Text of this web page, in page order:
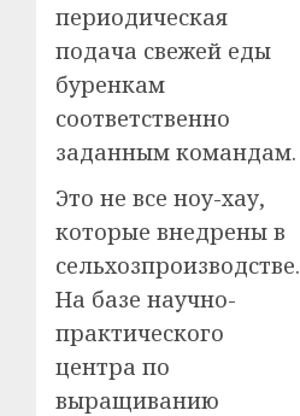
периодическая
подача свежей еды
буренкам
соответственно
заданным командам.
Это не все ноу-хау,
которые внедрены в
сельхозпроизводстве.
На базе научно-
практического
центра по
выращиванию